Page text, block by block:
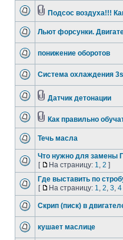
Подсос воздуха!!!
Льют форсунки.
понижение оборотов
Система охлаждения
Датчик детонации
Как правильно
Течь масла
Что нужно для замены
[
На страницу: 1, 2 ]
Где выставить по
[
На страницу: 1, 2, 3, 4
Скрип (писк) в
кушает маслице